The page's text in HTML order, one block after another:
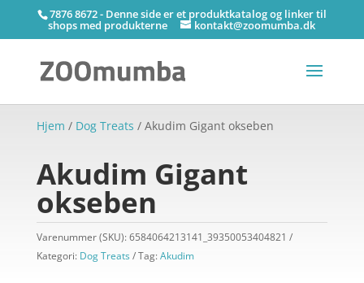
7876 8672 - Denne side er et produktkatalog og linker til
shops med produkterne kontakt@zoomumba.dk
Hjem / Dog Treats / Akudim Gigant okseben
Akudim Gigant
okseben
Varenummer (SKU):6584064213141_39350053404821
Kategori: Dog Treats Tag:Akudim